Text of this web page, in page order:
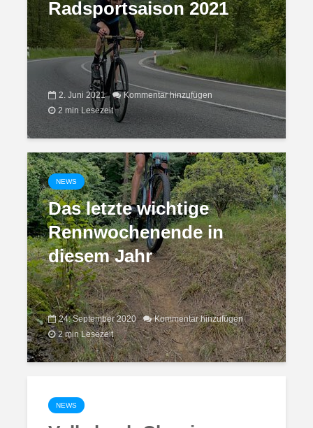
Radsportsaison 2021
2. Juni 2021
Kommentar hinzufügen
2 min Lesezeit
NEWS
Das letzte wichtige
Rennwochenende in
diesem Jahr
24. September 2020
Kommentar hinzufügen
2 min Lesezeit
NEWS